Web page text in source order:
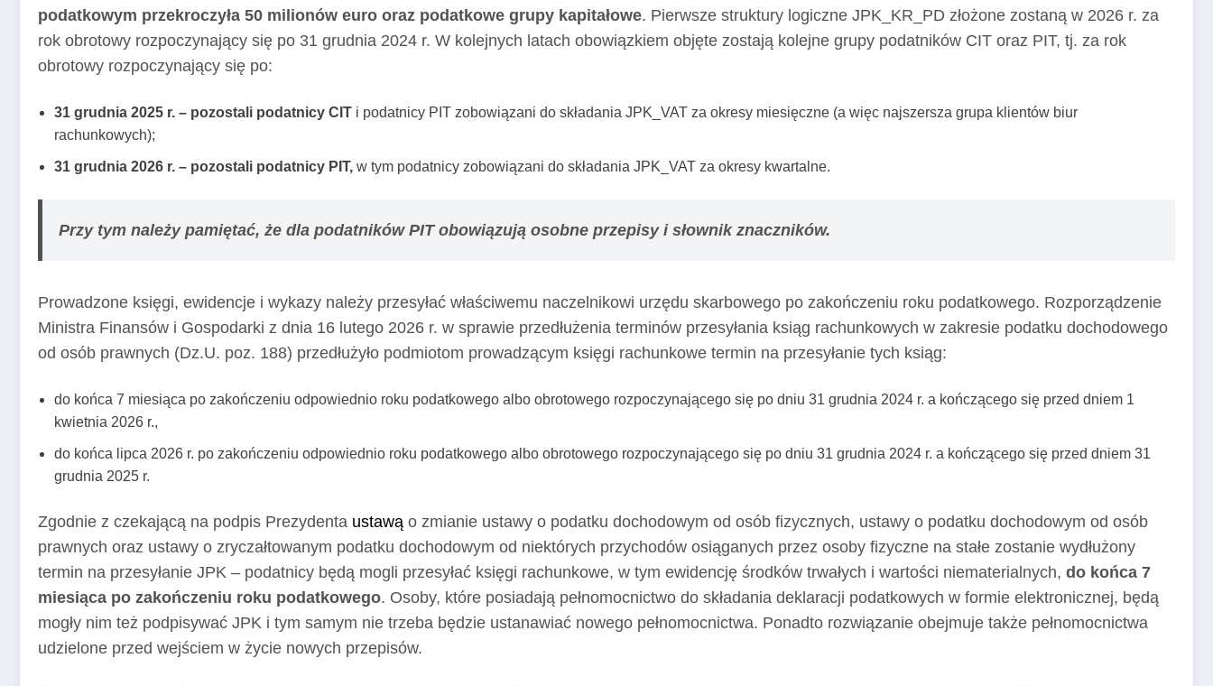
podatkowym przekroczyła 50 milionów euro oraz podatkowe grupy kapitałowe. Pierwsze struktury logiczne JPK_KR_PD złożone zostaną w 2026 r. za
rok obrotowy rozpoczynający się po 31 grudnia 2024 r. W kolejnych latach obowiązkiem objęte zostają kolejne grupy podatników CIT oraz PIT, tj. za rok
obrotowy rozpoczynający się po:
31 grudnia 2025 r. – pozostali podatnicy CIT i podatnicy PIT zobowiązani do składania JPK_VAT za okresy miesięczne (a więc najszersza grupa klientów biur
rachunkowych);
31 grudnia 2026 r. – pozostali podatnicy PIT, w tym podatnicy zobowiązani do składania JPK_VAT za okresy kwartalne.
Przy tym należy pamiętać, że dla podatników PIT obowiązują osobne przepisy i słownik znaczników.
Prowadzone księgi, ewidencje i wykazy należy przesyłać właściwemu naczelnikowi urzędu skarbowego po zakończeniu roku podatkowego. Rozporządzenie
Ministra Finansów i Gospodarki z dnia 16 lutego 2026 r. w sprawie przedłużenia terminów przesyłania ksiąg rachunkowych w zakresie podatku dochodowego
od osób prawnych (Dz.U. poz. 188) przedłużyło podmiotom prowadzącym księgi rachunkowe termin na przesyłanie tych ksiąg:
do końca 7 miesiąca po zakończeniu odpowiednio roku podatkowego albo obrotowego rozpoczynającego się po dniu 31 grudnia 2024 r. a kończącego się przed dniem 1
kwietnia 2026 r.,
do końca lipca 2026 r. po zakończeniu odpowiednio roku podatkowego albo obrotowego rozpoczynającego się po dniu 31 grudnia 2024 r. a kończącego się przed dniem 31
grudnia 2025 r.
Zgodnie z czekającą na podpis Prezydenta ustawą o zmianie ustawy o podatku dochodowym od osób fizycznych, ustawy o podatku dochodowym od osób
prawnych oraz ustawy o zryczałtowanym podatku dochodowym od niektórych przychodów osiąganych przez osoby fizyczne na stałe zostanie wydłużony
termin na przesyłanie JPK – podatnicy będą mogli przesyłać księgi rachunkowe, w tym ewidencję środków trwałych i wartości niematerialnych, do końca 7
miesiąca po zakończeniu roku podatkowego. Osoby, które posiadają pełnomocnictwo do składania deklaracji podatkowych w formie elektronicznej, będą
mogły nim też podpisywać JPK i tym samym nie trzeba będzie ustanawiać nowego pełnomocnictwa. Ponadto rozwiązanie obejmuje także pełnomocnictwa
udzielone przed wejściem w życie nowych przepisów.